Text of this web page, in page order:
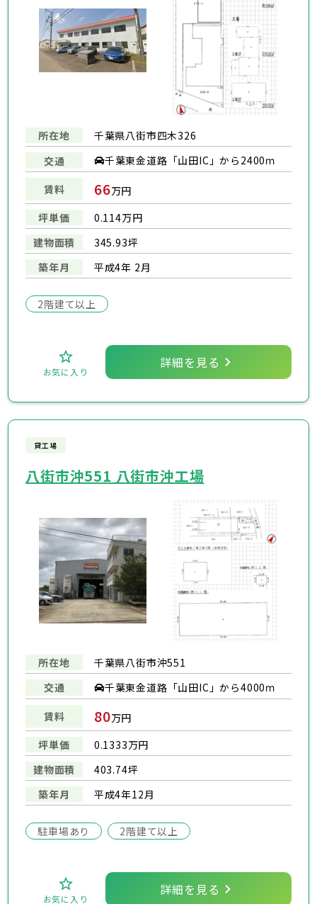
所在地
千葉県八街市四木326
交通
千葉東金道路「山田IC」から2400ｍ
賃料 66万円
坪単価
0.114万円
建物面積
345.93坪
築年月
平成4年 2月
2階建て以上
お気に入り
詳細を見る
貸工場
八街市沖551 八街市沖工場
所在地
千葉県八街市沖551
交通
千葉東金道路「山田IC」から4000ｍ
賃料 80万円
坪単価
0.1333万円
建物面積
403.74坪
築年月
平成4年12月
駐車場あり 2階建て以上
お気に入り
詳細を見る